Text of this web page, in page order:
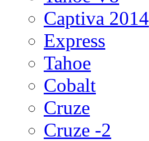
Captiva 2014
Express
Tahoe
Cobalt
Cruze
Cruze -2